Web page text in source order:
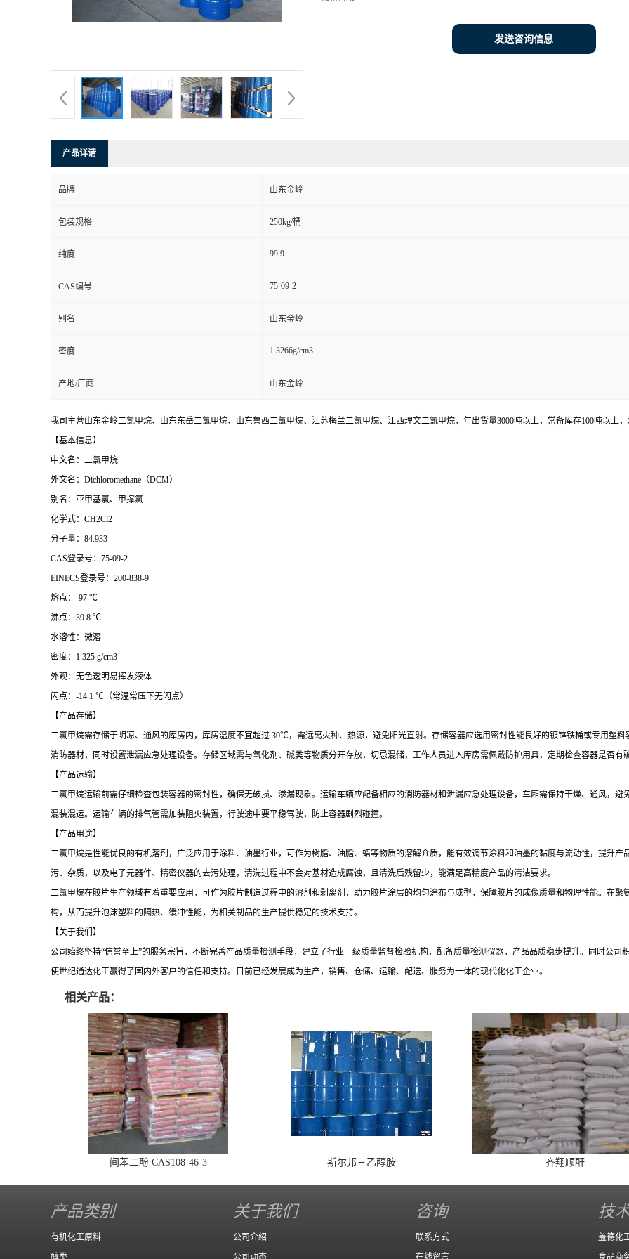
发送咨询信息
产品详请
品牌 山东金岭
包装规格 250kg/桶
纯度 99.9
CAS编号 75-09-2
别名 山东金岭
密度 1.3266g/cm3
产地/厂商 山东金岭
我司主营山东金岭二氯甲烷、山东东岳二氯甲烷、山东鲁西二氯甲烷、江苏梅兰二氯甲烷、江西理文二氯甲烷，年出货量3000吨以上，常备库存100吨以上，
【基本信息】
中文名：二氯甲烷
外文名：Dichloromethane（DCM）
别名：亚甲基氯、甲撑氯
化学式：CH2Cl2
分子量：84.933
CAS登录号：75-09-2
EINECS登录号：200-838-9
熔点：-97 ℃
沸点：39.8 ℃
水溶性：微溶
密度：1.325 g/cm3
外观：无色透明易挥发液体
闪点：-14.1 ℃（常温常压下无闪点）
【产品存储】
二氯甲烷需存储于阴凉、通风的库房内，库房温度不宜超过 30℃，需远离火种、热源，避免阳光直射。存储容器应选用密封性能良好的镀锌铁桶或专用塑
消防器材，同时设置泄漏应急处理设备。存储区域需与氧化剂、碱类等物质分开存放，切忌混储，工作人员进入库房需佩戴防护用具，定期检查容器是否有
【产品运输】
二氯甲烷运输前需仔细检查包装容器的密封性，确保无破损、渗漏现象。运输车辆应配备相应的消防器材和泄漏应急处理设备，车厢需保持干燥、通风，
混装混运。运输车辆的排气管需加装阻火装置，行驶途中要平稳驾驶，防止容器剧烈碰撞。
【产品用途】
二氯甲烷是性能优良的有机溶剂，广泛应用于涂料、油墨行业，可作为树脂、油脂、蜡等物质的溶解介质，能有效调节涂料和油墨的黏度与流动性，提升
污、杂质，以及电子元器件、精密仪器的去污处理，清洗过程中不会对基材造成腐蚀，且清洗后残留少，能满足高精度产品的清洁要求。
二氯甲烷在胶片生产领域有着重要应用，可作为胶片制造过程中的溶剂和剥离剂，助力胶片涂层的均匀涂布与成型，保障胶片的成像质量和物理性能。在
构，从而提升泡沫塑料的隔热、缓冲性能，为相关制品的生产提供稳定的技术支持。
【关于我们】
公司始终坚持“信誉至上”的服务宗旨，不断完善产品质量检测手段，建立了行业一级质量监督检验机构，配备质量检测仪器，产品品质稳步提升。同时公司
使世纪通达化工赢得了国内外客户的信任和支持。目前已经发展成为生产，销售、仓储、运输、配送、服务为一体的现代化化工企业。
相关产品：
间苯二酚 CAS108-46-3 斯尔邦三乙醇胺 齐翔顺酐
产品类别
有机化工原料
醇类
关于我们
公司介绍
公司动态
咨询
联系方式
在线留言
技
盖德化
食品商